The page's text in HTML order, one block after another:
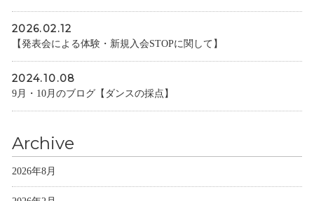
2026.02.12
【発表会による体験・新規入会STOPに関して】
2024.10.08
9月・10月のブログ【ダンスの採点】
Archive
2026年8月